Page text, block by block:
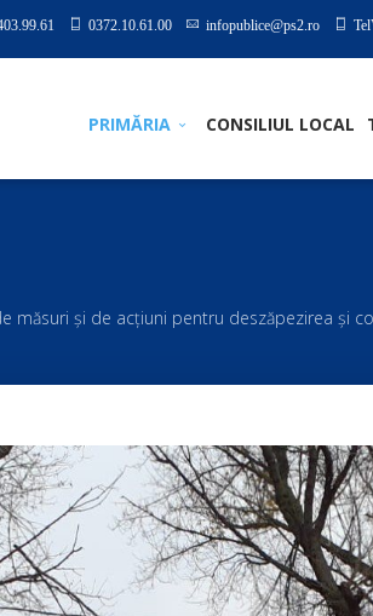
0372.10.61.00 infopublice@ps2.ro
PRIMĂRIA CONSILIUL LOCAL
măsuri şi de acţiuni pentru deszăpezirea şi